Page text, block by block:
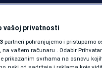
SHOWBIZ
u šta
BiH
14:19 | EKONOMIJA | 0
vašoj privatnosti
partneri pohranjujemo i pristupamo
na vašem računaru . Odabir
prikazanim svrhama na osnovu